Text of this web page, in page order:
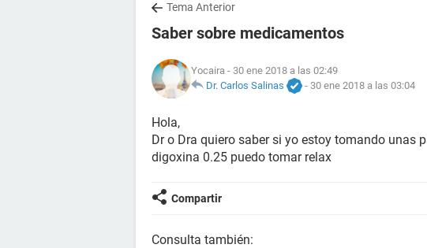
Tema Anterior
Saber sobre medicamentos
Yocaira - 30 ene 2018 a las 02:49
Dr. Carlos Salinas
- 30 ene 2018 a las 03:04
Hola,
Dr o Dra quiero saber si yo estoy tomando
digoxina 0.25 puedo tomar relax
Compartir
Consulta también: